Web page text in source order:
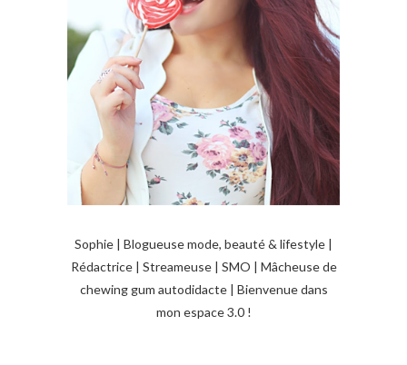
Sophie | Blogueuse mode, beauté & lifestyle |
Rédactrice | Streameuse | SMO | Mâcheuse de
chewing gum autodidacte | Bienvenue dans
mon espace 3.0 !